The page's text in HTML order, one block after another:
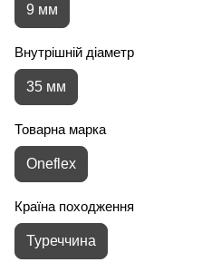
9 мм
Внутрішній діаметр
35 мм
Товарна марка
Oneflex
Країна походження
Туреччина